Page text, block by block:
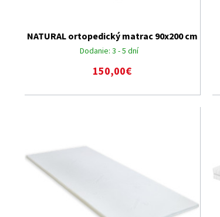
Dodanie: 3 - 5 dní
NATURAL ortopedický matrac 90x200 cm
150,00€